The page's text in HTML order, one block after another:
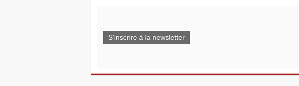
S'inscrire à la newsletter